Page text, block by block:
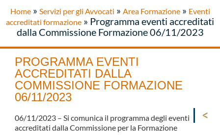
Home» Servizi per gli Avvocati » Area Formazione» Eventi
accreditati formazione » Programma eventi accreditati
dalla Commissione Formazione 06/11/2023
PROGRAMMA EVENTI
ACCREDITATI DALLA
COMMISSIONE FORMAZIONE
06/11/2023
06/11/2023 – Si comunica il programma degli eventi
accreditati dalla Commissione per la Formazione